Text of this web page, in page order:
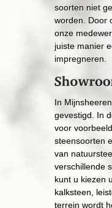
soorten niet
worden. Door
onze
juiste manier
impregneren.
​In
gevestigd. In
voor
steensoorten
van
verschillende
kunt u kiezen
kalksteen,
terrein wordt